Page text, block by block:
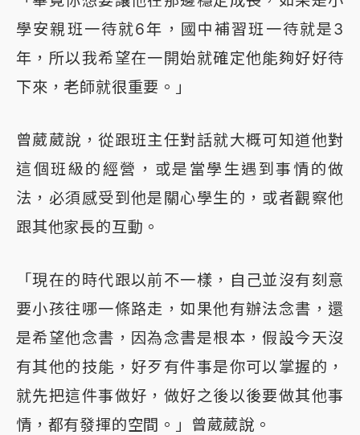
學安親班一待就6年，國中補習班一待就是3
年，所以我希望在一開始就確定他能夠好好待
下來，老師就很重要。」
曾葳葳說，從跟班主任對話就大概可知道他對
這個班級的經營，或是當學生遇到事情的做
法，必須感受到他是關心學生的，或者觀察他
跟其他家長的互動。
「現在的時代跟以前不一樣，自己並沒有刻意
要小孩往哪一條路走，如果他有辦法念書，還
是希望他念書，因為念書是根本，假設今天沒
有其他的技能，好歹有件事是你可以掌握的，
就先把這件事做好，做好之後以後要做其他事
情，都有發揮的空間。」曾葳葳說。